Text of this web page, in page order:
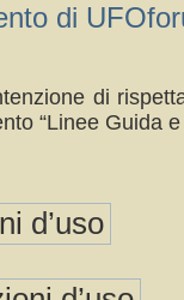
di
di
“Linee Guida